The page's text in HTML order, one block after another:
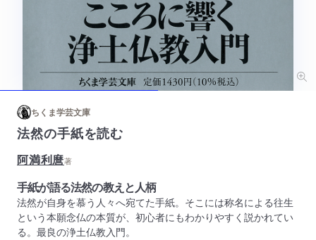
ちくま学芸文庫
法然の手紙を読む
阿満利麿著
手紙が語る法然の教えと人柄
法然が自身を慕う人々へ宛てた手紙。そこには称名による往生
という本願念仏の本質が、初心者にもわかりやすく説かれてい
る。最良の浄土仏教入門。